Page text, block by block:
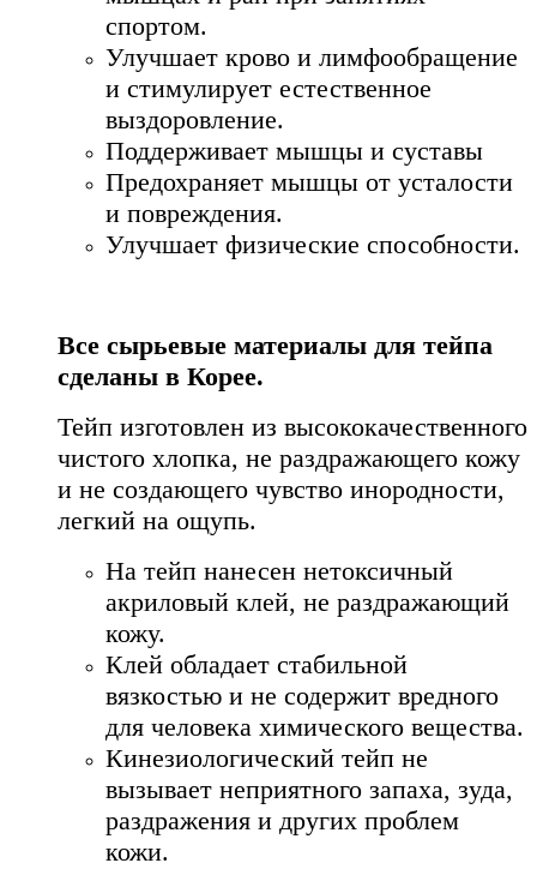
спортом.
Улучшает крово и лимфообращение
и стимулирует естественное
выздоровление.
Поддерживает мышцы и суставы
Предохраняет мышцы от усталости
и повреждения.
Улучшает физические способности.
Все сырьевые материалы для тейпа
сделаны в Корее.
Тейп изготовлен из высококачественного
чистого хлопка, не раздражающего кожу
и не создающего чувство инородности,
легкий на ощупь.
На тейп нанесен нетоксичный
акриловый клей, не раздражающий
кожу.
Клей обладает стабильной
вязкостью и не содержит вредного
для человека химического вещества.
Кинезиологический тейп не
вызывает неприятного запаха, зуда,
раздражения и других проблем
кожи.